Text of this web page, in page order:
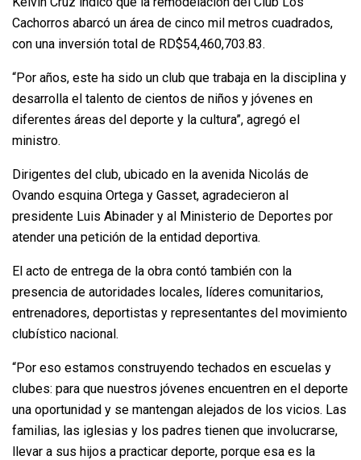
Cachorros abarcó un área de cinco mil metros cuadrados,
con una inversión total de RD$54,460,703.83.
“Por años, este ha sido un club que trabaja en la disciplina y
desarrolla el talento de cientos de niños y jóvenes en
diferentes áreas del deporte y la cultura”, agregó el
ministro.
Dirigentes del club, ubicado en la avenida Nicolás de
Ovando esquina Ortega y Gasset, agradecieron al
presidente Luis Abinader y al Ministerio de Deportes por
atender una petición de la entidad deportiva.
El acto de entrega de la obra contó también con la
presencia de autoridades locales, líderes comunitarios,
entrenadores, deportistas y representantes del movimiento
clubístico nacional.
“Por eso estamos construyendo techados en escuelas y
clubes: para que nuestros jóvenes encuentren en el deporte
una oportunidad y se mantengan alejados de los vicios. Las
familias, las iglesias y los padres tienen que involucrarse,
llevar a sus hijos a practicar deporte, porque esa es la